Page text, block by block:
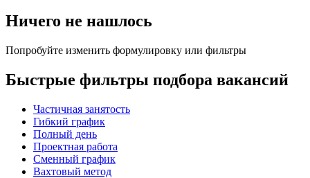
Ничего не нашлось
Попробуйте изменить формулировку или фильтры
Быстрые фильтры подбора вакансий
Частичная занятость
Гибкий график
Полный день
Проектная работа
Сменный график
Вахтовый метод